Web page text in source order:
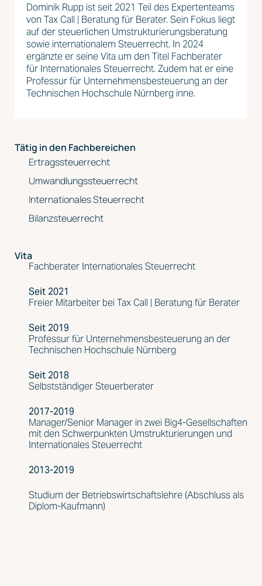
Dominik Rupp ist seit 2021 Teil des Expertenteams
von Tax Call | Beratung für Berater. Sein Fokus liegt
auf der steuerlichen Umstrukturierungsberatung
sowie internationalem Steuerrecht. In 2024
ergänzte er seine Vita um den Titel Fachberater
für Internationales Steuerrecht. Zudem hat er eine
Professur für Unternehmensbesteuerung an der
Technischen Hochschule Nürnberg inne.
Tätig in den Fachbereichen
Ertragssteuerrecht
Umwandlungssteuerrecht
Internationales Steuerrecht
Bilanzsteuerrecht
Vita
Fachberater Internationales Steuerrecht
Seit 2021
Freier Mitarbeiter bei Tax Call | Beratung für Berater
Seit 2019
Professur für Unternehmensbesteuerung an der
Technischen Hochschule Nürnberg
Seit 2018
Selbstständiger Steuerberater
2017-2019
Manager/Senior Manager in zwei Big4-Gesellschaften
mit den Schwerpunkten Umstrukturierungen und
Internationales Steuerrecht
2013-2019
Studium der Betriebswirtschaftslehre (Abschluss als
Diplom-Kaufmann)